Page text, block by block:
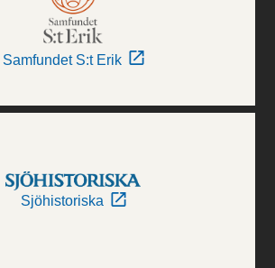
Samfundet S:t Erik
Sjöhistoriska